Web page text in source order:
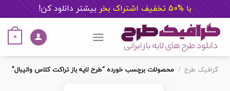
با %50 تخفیف اشتراک بخر بیشتر دانلود کن!
content
0
گرافیک طرح / محصولات برچسب خورده “طرح لایه باز تراکت کلاس والیبال”